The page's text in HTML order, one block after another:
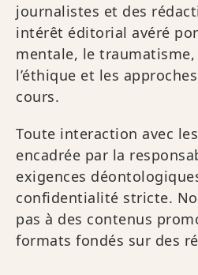
journalistes et des
intérêt éditorial avéré
mentale, le
l’éthique et les
cours.
Toute interaction avec
encadrée par la
exigences
confidentialité stricte.
pas à des contenus
formats fondés sur des